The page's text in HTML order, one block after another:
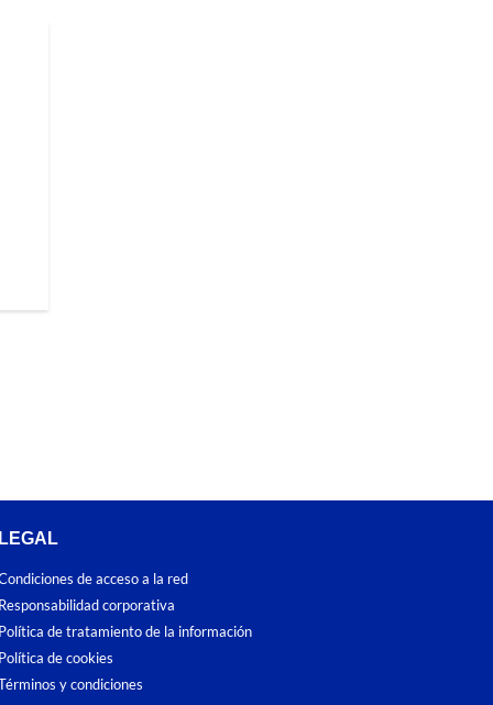
de acceso a la red
corporativa
de tratamiento de la información
de cookies
y condiciones